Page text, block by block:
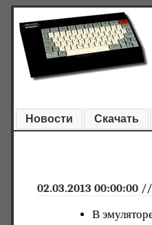
Новости Скачать
02.03.2013 00:00:00 //
В